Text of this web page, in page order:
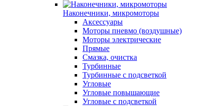
Наконечники, микромоторы
Аксессуары
Моторы пневмо (воздушные)
Моторы электрические
Прямые
Смазка, очистка
Турбинные
Турбинные с подсветкой
Угловые
Угловые повышающие
Угловые с подсветкой